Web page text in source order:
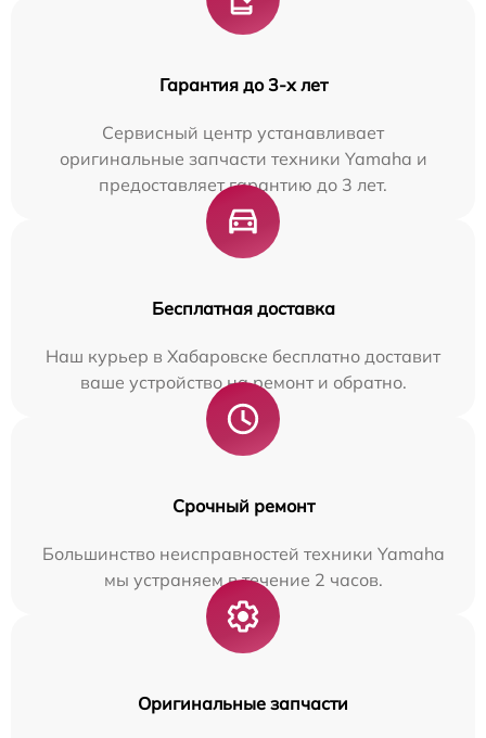
Гарантия до 3-х лет
Сервисный центр устанавливает
оригинальные запчасти техники Yamaha и
предоставляет гарантию до 3 лет.
Бесплатная доставка
Наш курьер в Хабаровске бесплатно доставит
ваше устройство на ремонт и обратно.
Срочный ремонт
Большинство неисправностей техники Yamaha
мы устраняем в течение 2 часов.
Оригинальные запчасти